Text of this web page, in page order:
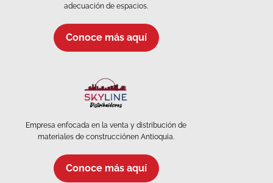
adecuación de espacios.
Conoce más aquí
Empresa enfocada en la venta y distribución de
materiales de construcciónen Antioquia.
Conoce más aquí